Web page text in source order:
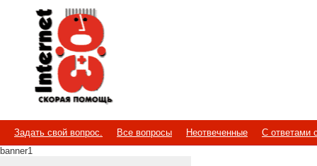
Internet
Скорая помощь
Задать свой вопрос. Все вопросы Неотвеченные
С ответами
banner1